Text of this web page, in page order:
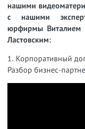
нашими
с нашими
юрфирмы Виталием
Ластовским:
1. Корпоративный
Разбор бизнес-